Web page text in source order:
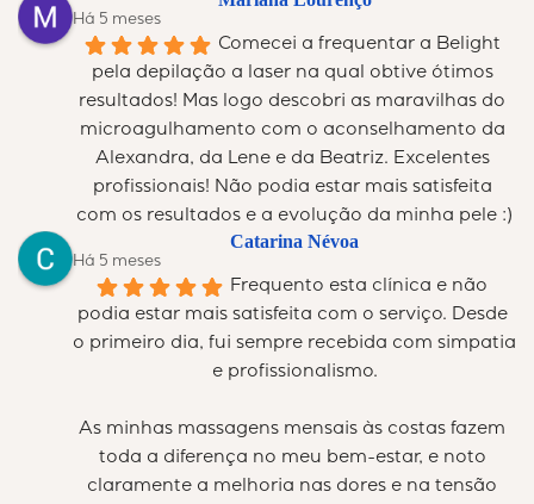
Há 5 meses
Comecei a frequentar a Belight
pela depilação a laser na qual obtive ótimos
resultados! Mas logo descobri as maravilhas do
microagulhamento com o aconselhamento da
Alexandra, da Lene e da Beatriz. Excelentes
profissionais! Não podia estar mais satisfeita
com os resultados e a evolução da minha pele :)
Catarina Névoa
Há 5 meses
Frequento esta clínica e não
podia estar mais satisfeita com o serviço. Desde
o primeiro dia, fui sempre recebida com simpatia
e profissionalismo.
As minhas massagens mensais às costas fazem
toda a diferença no meu bem-estar, e noto
claramente a melhoria nas dores e na tensão